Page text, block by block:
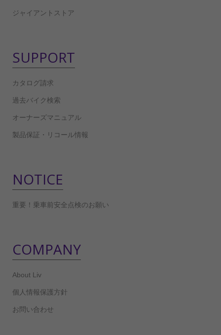
ジャイアントストア
SUPPORT
カタログ請求
過去バイク検索
オーナーズマニュアル
製品保証・リコール情報
NOTICE
重要！乗車前安全点検のお願い
COMPANY
About Liv
個人情報保護方針
お問い合わせ